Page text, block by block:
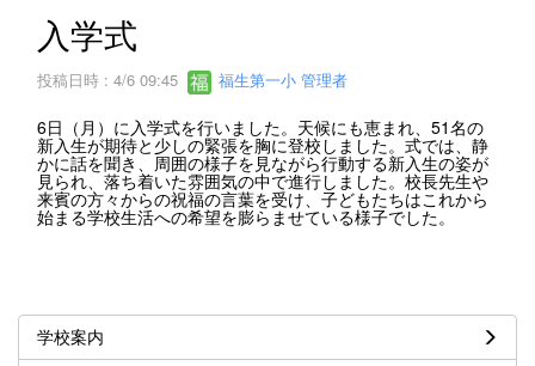
入学式
投稿日時 : 4/6 09:45 福生第一小 管理者
6日（月）に入学式を行いました。天候にも恵まれ、51名の
新入生が期待と少しの緊張を胸に登校しました。式では、静
かに話を聞き、周囲の様子を見ながら行動する新入生の姿が
見られ、落ち着いた雰囲気の中で進行しました。校長先生や
来賓の方々からの祝福の言葉を受け、子どもたちはこれから
始まる学校生活への希望を膨らませている様子でした。
学校案内